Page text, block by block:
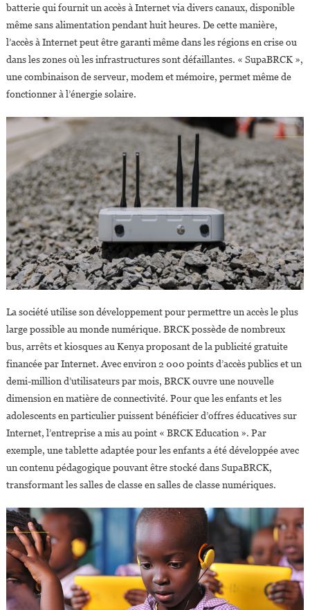
batterie qui fournit un accès à Internet via divers canaux, disponible
même sans alimentation pendant huit heures. De cette manière,
l’accès à Internet peut être garanti même dans les régions en crise ou
dans les zones où les infrastructures sont défaillantes. « SupaBRCK »,
une combinaison de serveur, modem et mémoire, permet même de
fonctionner à l’énergie solaire.
La société utilise son développement pour permettre un accès le plus
large possible au monde numérique. BRCK possède de nombreux
bus, arrêts et kiosques au Kenya proposant de la publicité gratuite
financée par Internet. Avec environ 2 000 points d’accès publics et un
demi-million d’utilisateurs par mois, BRCK ouvre une nouvelle
dimension en matière de connectivité. Pour que les enfants et les
adolescents en particulier puissent bénéficier d’offres éducatives sur
Internet, l’entreprise a mis au point « BRCK Education ». Par
exemple, une tablette adaptée pour les enfants a été développée avec
un contenu pédagogique pouvant être stocké dans SupaBRCK,
transformant les salles de classe en salles de classe numériques.